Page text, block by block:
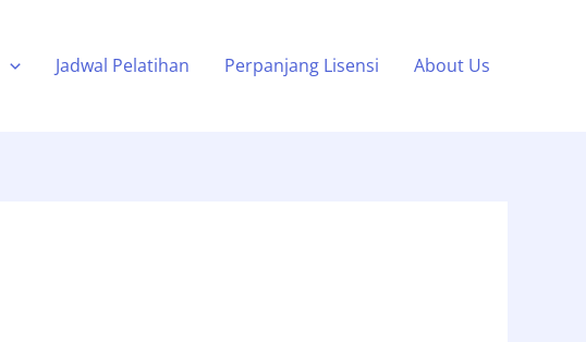
Jadwal Pelatihan Perpanjang Lisensi About Us